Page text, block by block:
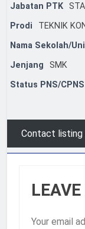
Jabatan PTK
Prodi
TEKNIK
Nama Sekolah/
Jenjang
SMK
Status PNS/CPNS
Contact listing
Your email